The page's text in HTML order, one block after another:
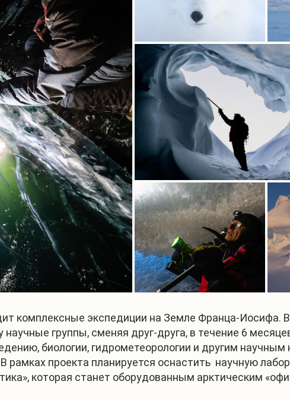
комплексные экспедиции на Земле Франца-Иосифа.
группы, сменяя друг-друга, в течение 6
биологии, гидрометеорологии и другим
проекта планируется оснастить научную
которая станет оборудованным арктическим